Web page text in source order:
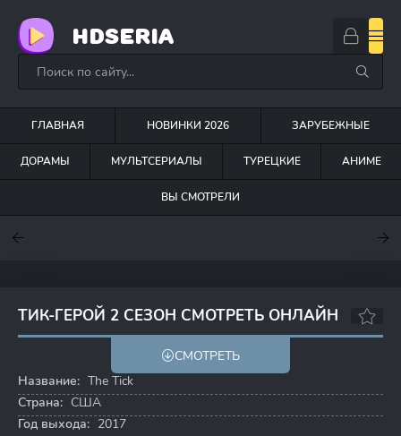
HDSERIA
ГЛАВНАЯ НОВИНКИ 2026 ЗАРУБЕЖНЫЕ
ДОРАМЫ МУЛЬТСЕРИАЛЫ ТУРЕЦКИЕ АНИМЕ
ВЫ СМОТРЕЛИ
ТИК-ГЕРОЙ 2 СЕЗОН СМОТРЕТЬ ОНЛАЙН
6.5 7.4
СМОТРЕТЬ
Название: The Tick
Страна: США
Год выхода: 2017